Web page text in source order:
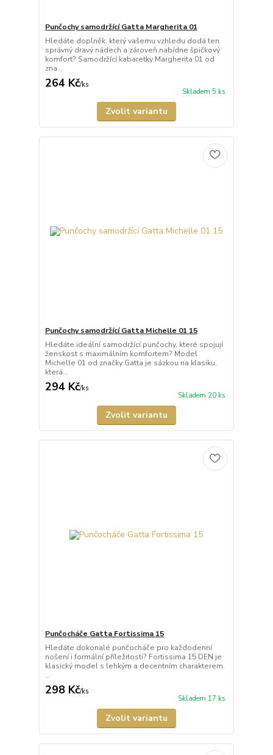
Punčochy samodržící Gatta Margherita 01
Hledáte doplněk, který vašemu vzhledu dodá ten
správný dravý nádech a zároveň nabídne špičkový
komfort? Samodržící kabaretky Margherita 01 od
zna...
264 Kč/ks
Skladem 5 ks
Zvolit variantu
Punčochy samodržící Gatta Michelle 01 15
Hledáte ideální samodržící punčochy, které spojují
ženskost s maximálním komfortem? Model
Michelle 01 od značky Gatta je sázkou na klasiku,
která...
294 Kč/ks
Skladem 20 ks
Zvolit variantu
Punčocháče Gatta Fortissima 15
Hledáte dokonalé punčocháče pro každodenní
nošení i formální příležitosti? Fortissima 15 DEN je
klasický model s lehkým a decentním charakterem.
...
298 Kč/ks
Skladem 17 ks
Zvolit variantu